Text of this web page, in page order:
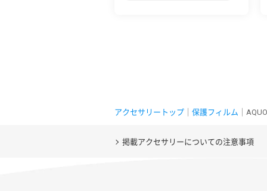
アクセサリートップ 保護フィルム ｜
掲載アクセサリーについての注意事項